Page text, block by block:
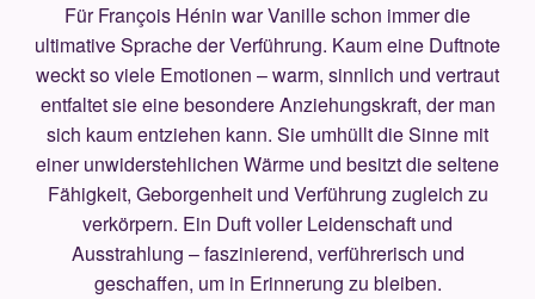
Für François Hénin war Vanille schon immer die
ultimative Sprache der Verführung. Kaum eine Duftnote
weckt so viele Emotionen – warm, sinnlich und vertraut
entfaltet sie eine besondere Anziehungskraft, der man
sich kaum entziehen kann. Sie umhüllt die Sinne mit
einer unwiderstehlichen Wärme und besitzt die seltene
Fähigkeit, Geborgenheit und Verführung zugleich zu
verkörpern. Ein Duft voller Leidenschaft und
Ausstrahlung – faszinierend, verführerisch und
geschaffen, um in Erinnerung zu bleiben.